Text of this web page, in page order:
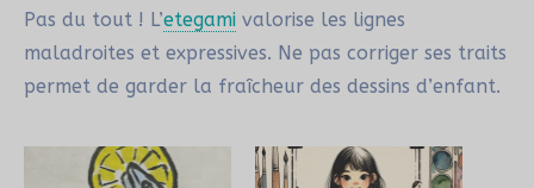
Pas du tout ! L’etegami valorise les lignes
maladroites et expressives. Ne pas corriger ses traits
permet de garder la fraîcheur des dessins d’enfant.